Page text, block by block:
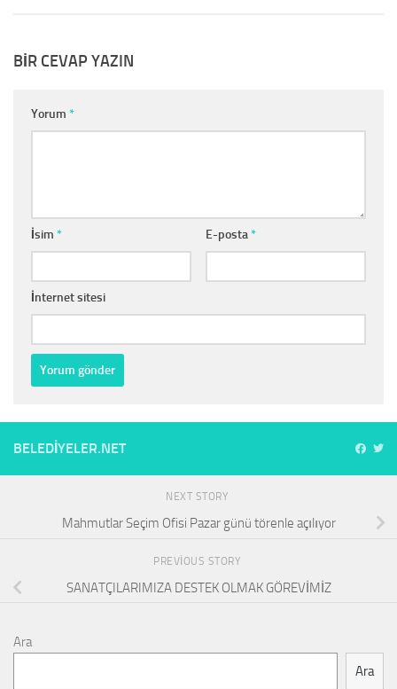
BIR CEVAP YAZIN
Yorum *
İsim * E-posta*
İnternet sitesi
BELEDIYELER.NET
NEXT STORY
Mahmutlar Seçim Ofisi Pazar günü törenle açılıyor
PREVIOUS STORY
SANATÇILARIMIZA DESTEK OLMAK GÖREVİMİZ
Ara
Ara